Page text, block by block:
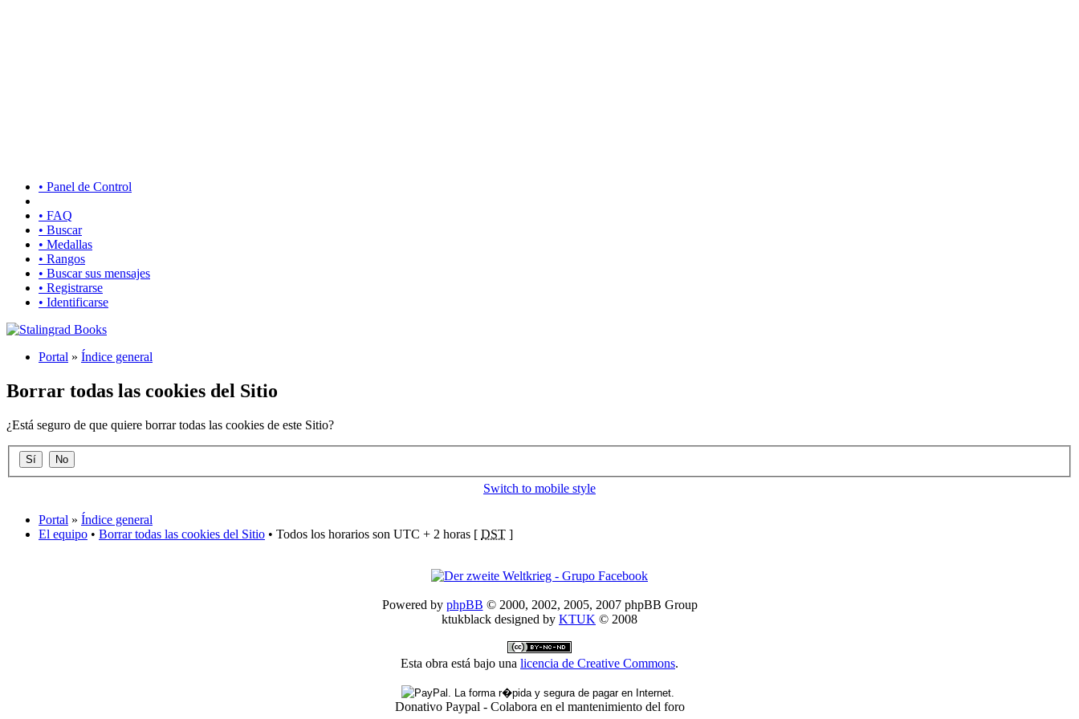
• Panel de Control
• FAQ
• Buscar
• Medallas
• Rangos
• Buscar sus mensajes
• Registrarse
• Identificarse
Portal » Índice general
Borrar todas las cookies del Sitio
¿Está seguro de que quiere borrar todas las cookies de este Sitio?
Switch to mobile style
Portal » Índice general
El equipo • Borrar todas las cookies del Sitio • Todos los horarios son UTC + 2 horas [ DST ]
Powered by phpBB © 2000, 2002, 2005, 2007 phpBB Group
ktukblack designed by KTUK © 2008
Esta obra está bajo una licencia de Creative Commons.
Donativo Paypal - Colabora en el mantenimiento del foro